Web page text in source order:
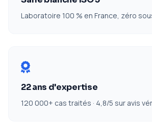
Laboratoire 100 % en France, zéro
22 ans d'expertise
120 000+ cas traités · 4,8/5 sur avis